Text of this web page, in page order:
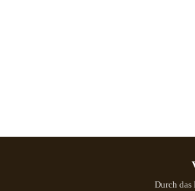
Durch das